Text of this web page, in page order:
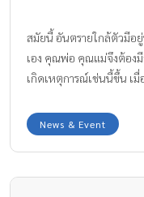
สมัยนี้ อันตรายใกล้ตัวมีอ
เอง คุณพ่อ คุณแม่จึงต้อง
เกิดเหตุการณ์เช่นนี้ขึ้น เ
ไป จะทำอย่างไรเพื่อป้องกั
News & Event